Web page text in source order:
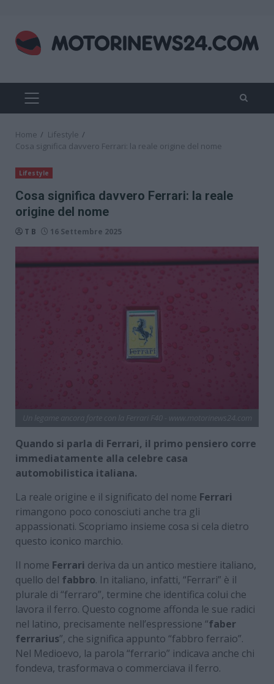
content
PRIMARY
MENU
Home
Lifestyle
Cosa significa davvero Ferrari: la reale origine del nome
Lifestyle
Cosa significa davvero Ferrari: la reale
origine del nome
T B 16 Settembre 2025
Quando si parla di Ferrari, il primo pensiero corre
immediatamente alla celebre casa
automobilistica italiana.
La reale origine e il significato del nome Ferrari
rimangono poco conosciuti anche tra gli
appassionati. Scopriamo insieme cosa si cela dietro
questo iconico marchio.
Il nome Ferrari deriva da un antico mestiere italiano,
quello del fabbro. In italiano, infatti, “Ferrari” è il
plurale di “ferraro”, termine che identifica colui che
lavora il ferro. Questo cognome affonda le sue radici
nel latino, precisamente nell’espressione “faber
ferrarius”, che significa appunto “fabbro ferraio”.
Nel Medioevo, la parola “ferrario” indicava anche chi
fondeva, trasformava o commerciava il ferro.